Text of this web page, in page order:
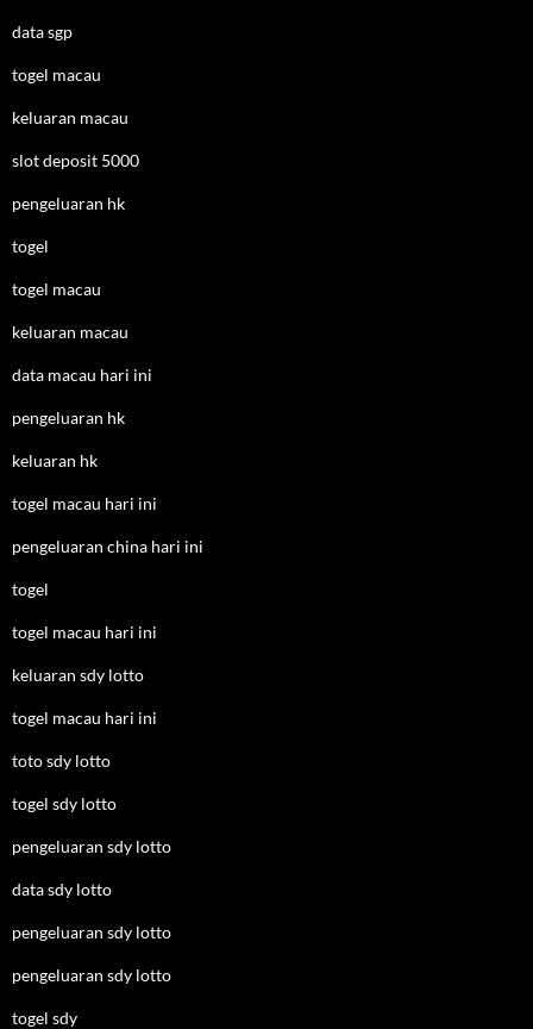
data sgp
togel macau
keluaran macau
slot deposit 5000
pengeluaran hk
togel
togel macau
keluaran macau
data macau hari ini
pengeluaran hk
keluaran hk
togel macau hari ini
pengeluaran china hari ini
togel
togel macau hari ini
keluaran sdy lotto
togel macau hari ini
toto sdy lotto
togel sdy lotto
pengeluaran sdy lotto
data sdy lotto
pengeluaran sdy lotto
pengeluaran sdy lotto
togel sdy